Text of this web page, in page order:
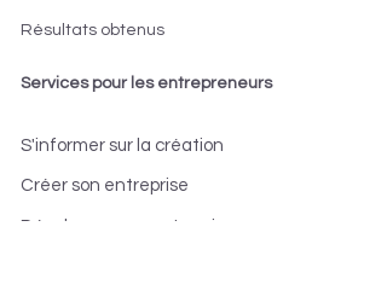
Résultats obtenus
Services pour les entrepreneurs
S'informer sur la création
Créer son entreprise
Développer son entreprise